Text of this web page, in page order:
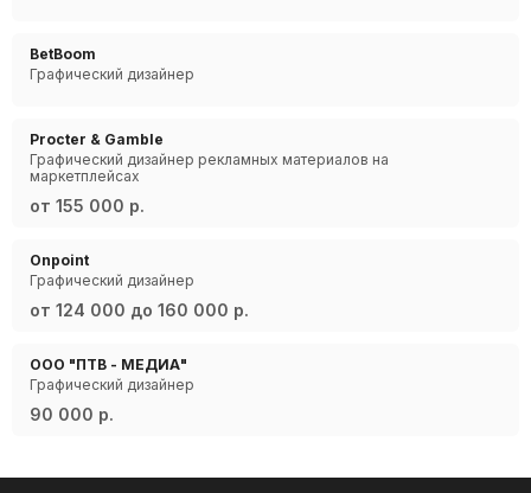
BetBoom
Графический дизайнер
Procter & Gamble
Графический дизайнер рекламных материалов на
маркетплейсах
от 155 000 р.
Onpoint
Графический дизайнер
от 124 000 до 160 000 р.
ООО "ПТВ - МЕДИА"
Графический дизайнер
90 000 р.